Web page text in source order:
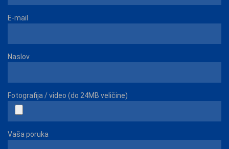
E-mail
Naslov
Fotografija / video (do 24MB veličine)
Vaša poruka